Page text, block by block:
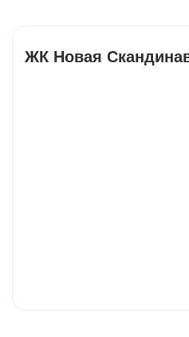
ЖК Новая